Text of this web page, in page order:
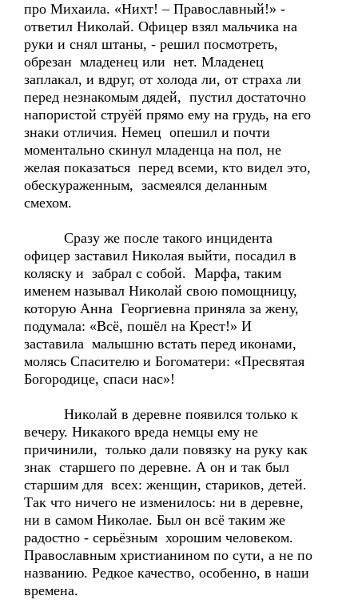
про Михаила. «Нихт! – Православный!» -
ответил Николай. Офицер взял мальчика на
руки и снял штаны, - решил посмотреть,
обрезан младенец или нет. Младенец
заплакал, и вдруг, от холода ли, от страха ли
перед незнакомым дядей, пустил достаточно
напористой струёй прямо ему на грудь, на его
знаки отличия. Немец опешил и почти
моментально скинул младенца на пол, не
желая показаться перед всеми, кто видел это,
обескураженным, засмеялся деланным
смехом.
Сразу же после такого инцидента
офицер заставил Николая выйти, посадил в
коляску и забрал с собой. Марфа, таким
именем называл Николай свою помощницу,
которую Анна Георгиевна приняла за жену,
подумала: «Всё, пошёл на Крест!» И
заставила малышню встать перед иконами,
молясь Спасителю и Богоматери: «Пресвятая
Богородице, спаси нас»!
Николай в деревне появился только к
вечеру. Никакого вреда немцы ему не
причинили, только дали повязку на руку как
знак старшего по деревне. А он и так был
старшим для всех: женщин, стариков, детей.
Так что ничего не изменилось: ни в деревне,
ни в самом Николае. Был он всё таким же
радостно - серьёзным хорошим человеком.
Православным христианином по сути, а не по
названию. Редкое качество, особенно, в наши
времена.